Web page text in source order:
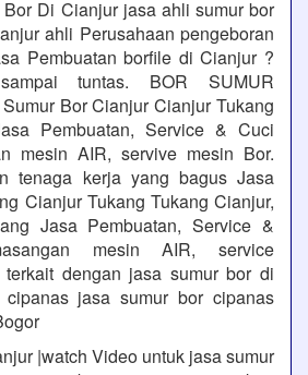
Di Cianjur jasa ahli sumur bor
ahli Perusahaan pengeboran
Pembuatan borfile di Cianjur ?
tuntas. BOR SUMUR
Bor Cianjur Cianjur Tukang
Pembuatan, Service & Cuci
mesin AIR, servive mesin Bor.
tenaga kerja yang bagus Jasa
Cianjur Tukang Tukang Cianjur,
Jasa Pembuatan, Service &
mesin AIR, service
terkait dengan jasa sumur bor di
jasa sumur bor cipanas
|watch Video untuk jasa sumur